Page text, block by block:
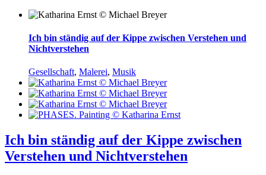
Ich bin ständig auf der Kippe zwischen Verstehen und
Nichtverstehen
Gesellschaft, Malerei, Musik
Ich bin ständig auf der Kippe zwischen
Verstehen und Nichtverstehen